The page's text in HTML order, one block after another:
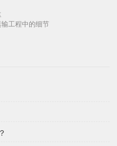
工程中的细节